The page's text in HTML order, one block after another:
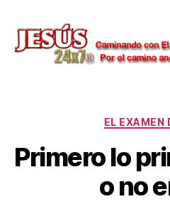
EL EXAMEN
Primero lo
o no